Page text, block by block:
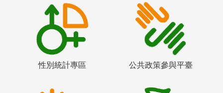
性別統計專區 公共政策參與平臺